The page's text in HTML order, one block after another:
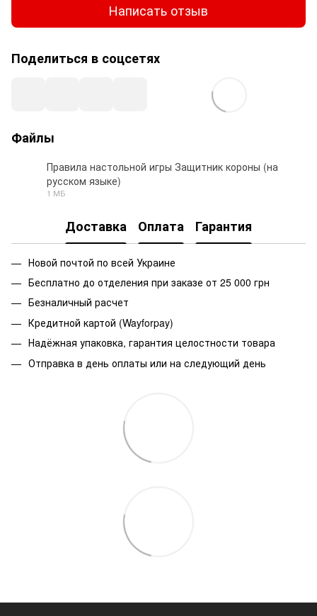
Написать отзыв
Поделиться в соцсетях
Файлы
Правила настольной игры Защитник короны (на
русском языке)
1 МБ
Доставка Оплата Гарантия
Новой почтой по всей Украине
Бесплатно до отделения при заказе от 25 000 грн
Безналичный расчет
Кредитной картой (Wayforpay)
Надёжная упаковка, гарантия целостности товара
Отправка в день оплаты или на следующий день